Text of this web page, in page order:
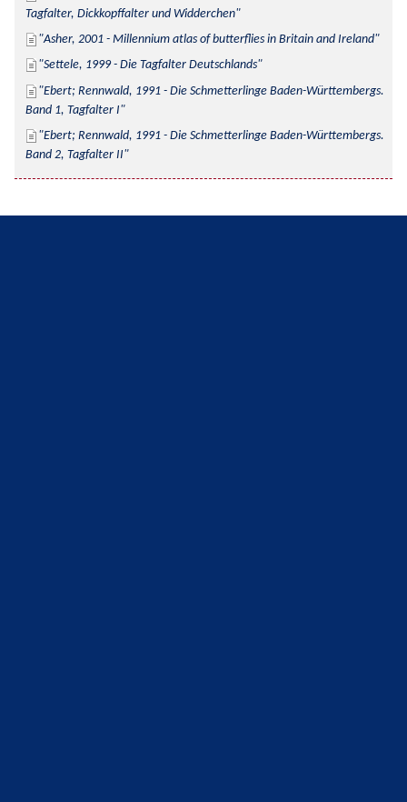
Tagfalter, Dickkopffalter und Widderchen
Asher, 2001 - Millennium atlas of butterflies in Britain and Ireland
Settele, 1999 - Die Tagfalter Deutschlands
Ebert; Rennwald, 1991 - Die Schmetterlinge Baden-Württembergs.
Band 1, Tagfalter I
Ebert; Rennwald, 1991 - Die Schmetterlinge Baden-Württembergs.
Band 2, Tagfalter II